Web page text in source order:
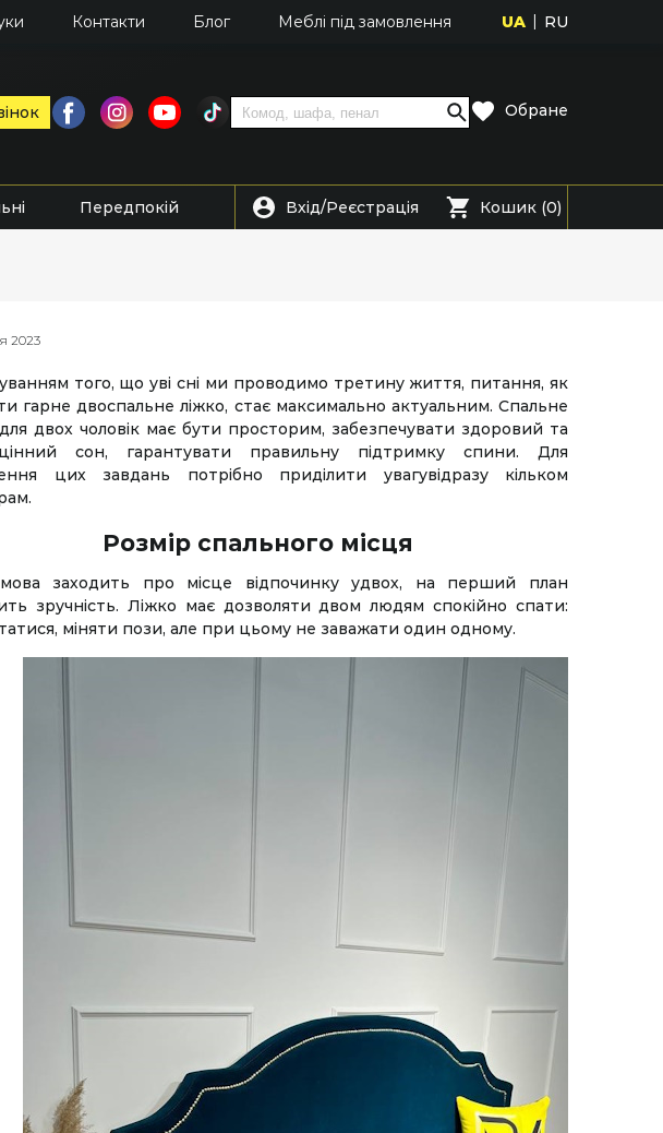
Контакти Блог Меблі під замовлення UA RU
Обране
Передпокій Вхід/Реєстрація Кошик (0)
2023
того, що уві сні ми проводимо третину життя, питання, як
гарне двоспальне ліжко, стає максимально актуальним. Спальне
двох чоловік має бути просторим, забезпечувати здоровий та
сон, гарантувати правильну підтримку спини. Для
цих завдань потрібно приділити увагувідразу кільком
Розмір спального місця
заходить про місце відпочинку удвох, на перший план
зручність. Ліжко має дозволяти двом людям спокійно спати:
міняти пози, але при цьому не заважати один одному.